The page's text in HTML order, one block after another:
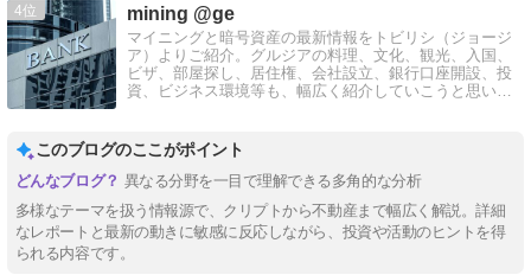
4 mining @ge
マイニングと暗号資産の最新情報をトビリシ（ジョージ
ア）よりご紹介。グルジアの料理、文化、観光、入国、
ビザ、部屋探し、居住権、会社設立、銀行口座開設、投
資、ビジネス環境等も、幅広く紹介していこうと思いま
このブログのここがポイント
異なる分野を一目で理解できる多角的な分析
多様なテーマを扱う情報源で、クリプトから不動産まで幅広く解説。詳細
なレポートと最新の動きに敏感に反応しながら、投資や活動のヒントを得
られる内容です。